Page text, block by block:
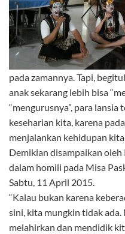
pada zamannya. Tapi,
anak sekarang lebih bisa
“mengurusnya”, para
keseharian kita, karena
menjalankan kehidupan
Demikian disampaikan
dalam homili pada Misa
Sabtu, 11 April 2015.
“Kalau bukan karena
sini, kita mungkin tidak
melahirkan dan mendidik